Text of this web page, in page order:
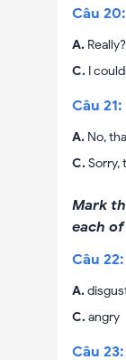
Câu 20:
A.
C. I
Câu 21:
A. No,
C.Sorry,
Mark
each
Câu 22:
A.
C.angry
Câu 23: